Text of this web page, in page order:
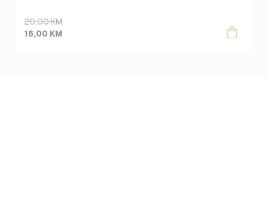
20,00KM
Original
price
16,00 KM
Current
price